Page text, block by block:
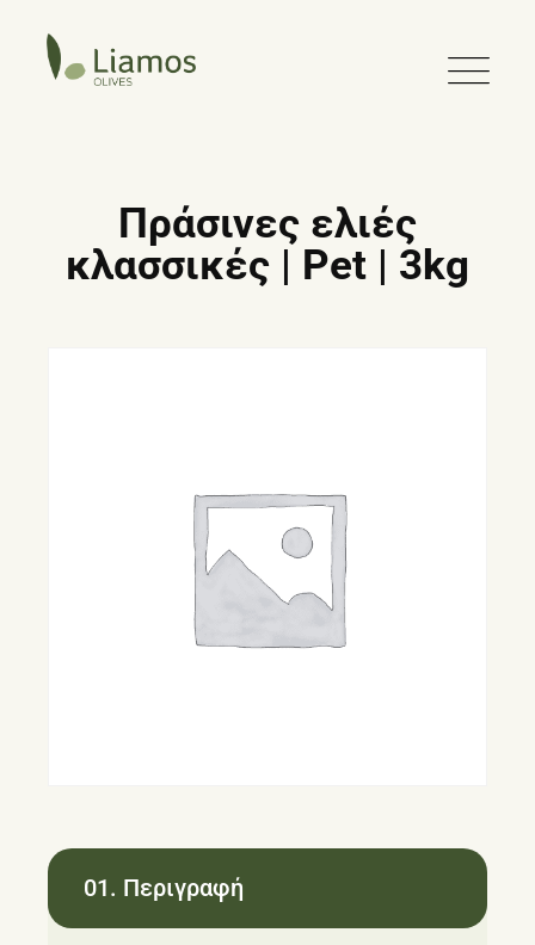
Πράσινες ελιές
κλασσικές | Pet | 3kg
01. Περιγραφή